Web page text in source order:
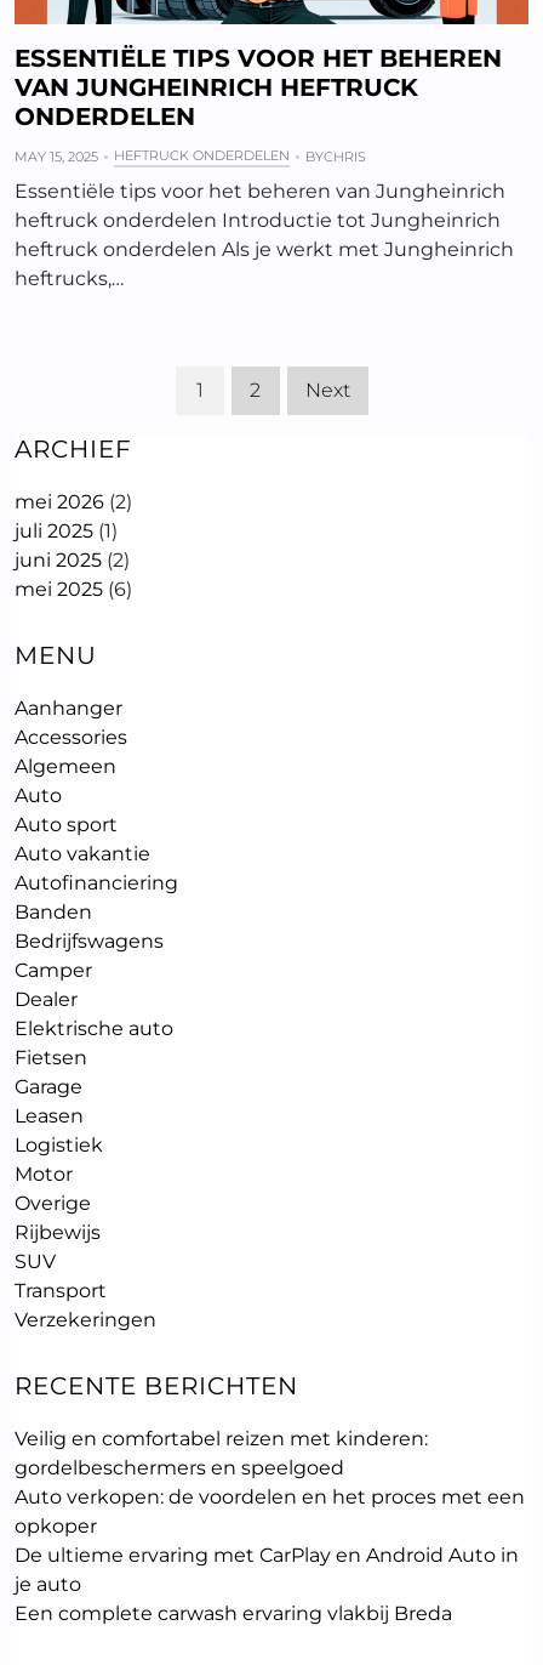
ESSENTIËLE TIPS VOOR HET BEHEREN
VAN JUNGHEINRICH HEFTRUCK
ONDERDELEN
MAY 15, 2025 HEFTRUCK ONDERDELEN BYCHRIS
Essentiële tips voor het beheren van Jungheinrich
heftruck onderdelen Introductie tot Jungheinrich
heftruck onderdelen Als je werkt met Jungheinrich
heftrucks,…
1 2 Next
ARCHIEF
mei 2026 (2)
juli 2025 (1)
juni 2025 (2)
mei 2025 (6)
MENU
Aanhanger
Accessories
Algemeen
Auto
Auto sport
Auto vakantie
Autofinanciering
Banden
Bedrijfswagens
Camper
Dealer
Elektrische auto
Fietsen
Garage
Leasen
Logistiek
Motor
Overige
Rijbewijs
SUV
Transport
Verzekeringen
RECENTE BERICHTEN
Veilig en comfortabel reizen met kinderen:
gordelbeschermers en speelgoed
Auto verkopen: de voordelen en het proces met een
opkoper
De ultieme ervaring met CarPlay en Android Auto in
je auto
Een complete carwash ervaring vlakbij Breda